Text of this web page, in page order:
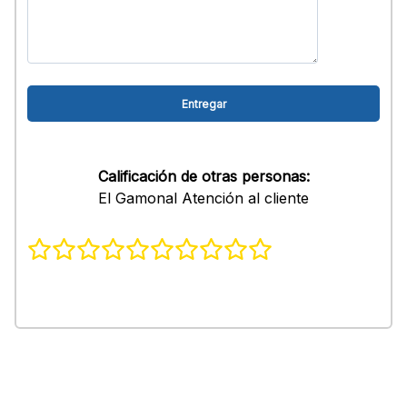
Calificación de otras personas:
El Gamonal Atención al cliente